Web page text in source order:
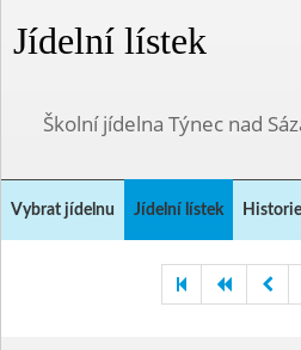
Jídelní lístek
Školní jídelna Týnec nad
Vybrat jídelnu Jídelní lístek Historie